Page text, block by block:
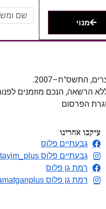
מנוי
הרשאה, הנכם מוזמנים
הפרסום
עיקבו אחרינו
גבעתיים פלוס
גבעתיים פלוס givatayim_plus
רמת גן פלוס
רמת גן פלוס ramatganplus